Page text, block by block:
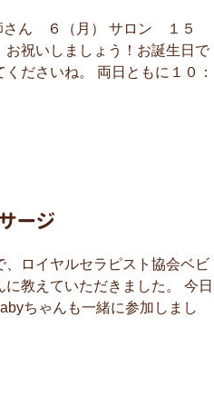
さん ６（月） サロン １５
祝いしましょう！お誕生日で
ださいね。 両日ともに１０：
ージ
ロイヤルセラピスト協会ベビ
教えていただきました。 今日
ちゃんも一緒に参加しまし